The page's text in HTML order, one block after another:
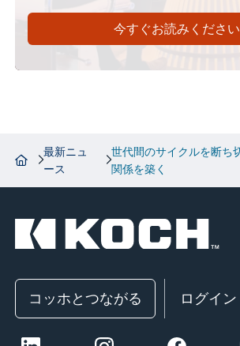
今すぐお読みください
最新ニュ
ース
世代間のサイクルを断ち
関係を築く
コッホとつながる ログイン